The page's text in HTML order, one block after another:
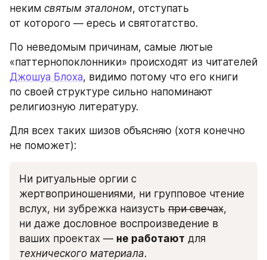
неким святым эталоном, отступать
от которого — ересь и святотатство.
По неведомым причинам, самые лютые
Джошуа Блоха, видимо потому что его книги
по своей структуре сильно напоминают
религиозную литературу.
Для всех таких шизов объясняю (хотя конечно
не поможет):
Ни ритуальные оргии с
жертвоприношениями, ни групповое чтение
вслух, ни зубрежка наизусть при свечах,
ни даже дословное воспроизведение в
ваших проектах — не работают
технического материала.